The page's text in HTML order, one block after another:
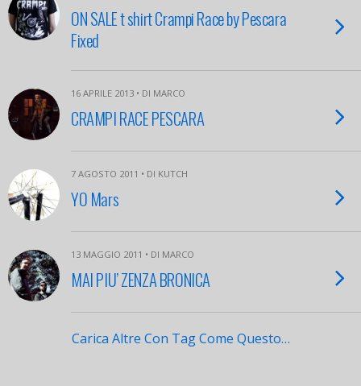
ON SALE t shirt Crampi Race by Pescara
Fixed
16 APRILE 2013 • DI MARCO
CRAMPI RACE PESCARA
7 AGOSTO 2011 • DI KUTCH
YO Mars
13 MAGGIO 2011 • DI MARCO
MAI PIU’ ZENZA BRONICA
Carica Altre Con Tag Come Questo…